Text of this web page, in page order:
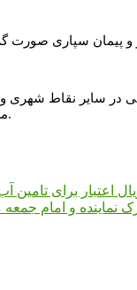
در سایر نقاط
مربوطه متعاقبا اطلاع رسانی خواهد شد.
نماینده و امام